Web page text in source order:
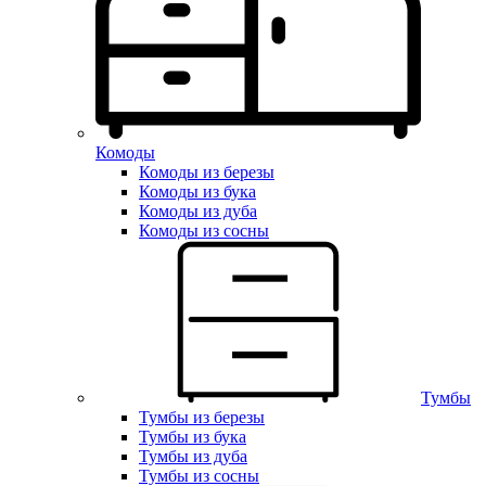
Комоды
Комоды из березы
Комоды из бука
Комоды из дуба
Комоды из сосны
Тумбы
Тумбы из березы
Тумбы из бука
Тумбы из дуба
Тумбы из сосны